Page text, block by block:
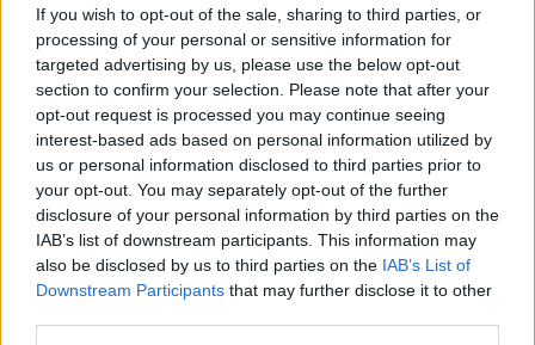
If you wish to opt-out of the sale, sharing to third parties, or
processing of your personal or sensitive information for
targeted advertising by us, please use the below opt-out
section to confirm your selection. Please note that after your
opt-out request is processed you may continue seeing
interest-based ads based on personal information utilized by
us or personal information disclosed to third parties prior to
your opt-out. You may separately opt-out of the further
disclosure of your personal information by third parties on the
IAB’s list of downstream participants. This information may
also be disclosed by us to third parties on the IAB’s List of
Downstream Participants that may further disclose it to other
Notizie in tempo reale?
Entra nel canale telegram di
GalluraOggi.it
Ricevi le nostre ultime news
daGoogle News